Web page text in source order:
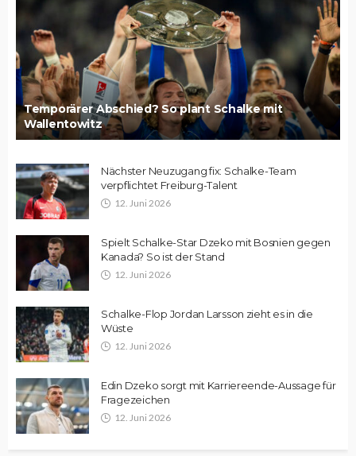
Temporärer Abschied? So plant Schalke mit
Wallentowitz
Nächster Neuzugang fix: Schalke-Team
verpflichtet Freiburg-Talent
12. Juni 2026
Spielt Schalke-Star Dzeko mit Bosnien gegen
Kanada? So ist der Stand
12. Juni 2026
Schalke-Flop Jordan Larsson zieht es in die
Wüste
12. Juni 2026
Edin Dzeko sorgt mit Karriereende-Aussage für
Fragezeichen
12. Juni 2026